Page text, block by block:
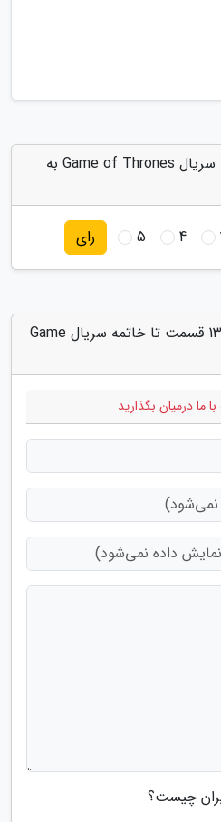
به "فقط 13 قسمت تا خاتمه سریال Game of Thrones به
4
5 رای
دیدگاه های مرتبط با "فقط 13 قسمت تا خاتمه سریال Game
ما درمیان بگذارید
چیست؟